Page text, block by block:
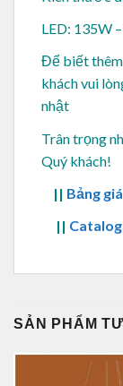
LED: 135W
Để biết
khách vui
nhật
Trân trọng
Quý khách!
|| Bảng
||
SẢN PHẨM